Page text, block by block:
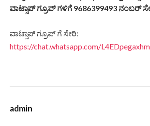
ವಾಟ್ಸಾಪ್ ಗ್ರೂಪ್ ಗಳಿಗೆ 9686399493 ನಂಬರ್
ವಾಟ್ಸಾಪ್ ಗ್ರೂಪ್ ಗೆ ಸೇರಿ:
https://chat.whatsapp.com/
admin